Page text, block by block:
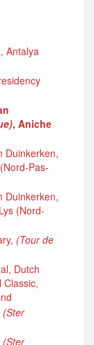
Antalya
, Aniche
Duinkerken,
Pas-
Duinkerken,
(Nord-
(Tour de
Dutch
Classic,
(Ster
(Ster